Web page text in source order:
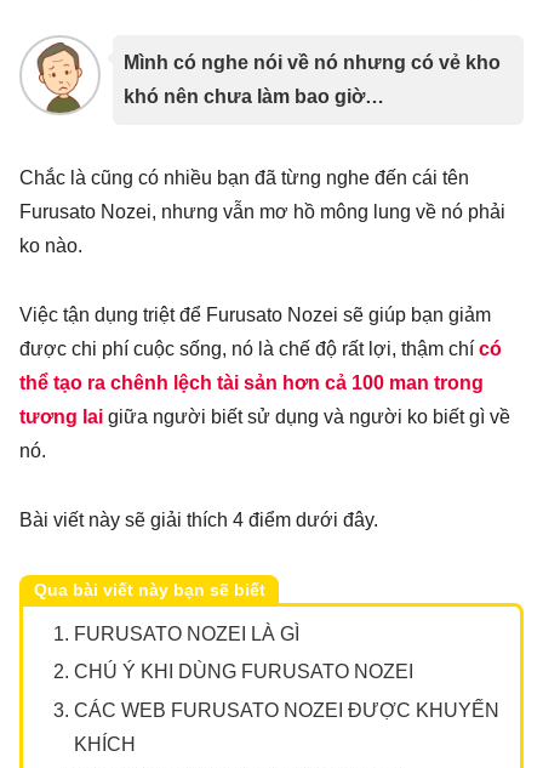
Mình có nghe nói về nó nhưng có vẻ kho
khó nên chưa làm bao giờ…
Chắc là cũng có nhiều bạn đã từng nghe đến cái tên
Furusato Nozei, nhưng vẫn mơ hồ mông lung về nó phải
ko nào.
Việc tận dụng triệt để Furusato Nozei sẽ giúp bạn giảm
được chi phí cuộc sống, nó là chế độ rất lợi, thậm chí có
thể tạo ra chênh lệch tài sản hơn cả 100 man trong
tương lai giữa người biết sử dụng và người ko biết gì về
nó.
Bài viết này sẽ giải thích 4 điểm dưới đây.
Qua bài viết này bạn sẽ biết
FURUSATO NOZEI LÀ GÌ
CHÚ Ý KHI DÙNG FURUSATO NOZEI
CÁC WEB FURUSATO NOZEI ĐƯỢC KHUYẾN
KHÍCH